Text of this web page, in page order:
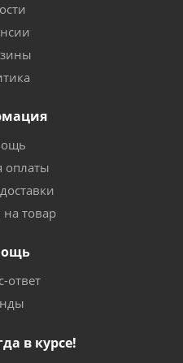
оплаты
на товар
ответ
в курсе!